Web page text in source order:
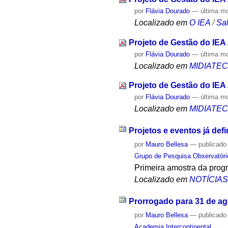
por Flávia Dourado — última
Localizado em O IEA /
Projeto de Gestão do IEA
por Flávia Dourado — última
Localizado em
Projeto de Gestão do IEA
por Flávia Dourado — última
Localizado em
Projetos e eventos já
por Mauro Bellesa — publicado
Grupo de Pesquisa
Primeira amostra da
Localizado em NOTÍCIAS
Prorrogado para 31 de
por Mauro Bellesa — publicado